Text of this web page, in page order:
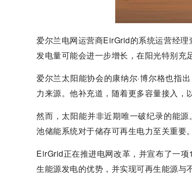
爱尔兰电网运营商EirGrid的系统运营经
发电量可能会进一步增长，在阳光特别充
爱尔兰太阳能协会的康纳尔·博尔格也指
力来源。他补充道，随着更多容量接入，
然而，太阳能并非近期唯一破纪录的能
池储能系统对于储存可再生电力至关重要。
EirGrid正在推进电网改革，并宣布了一
生能源发电的优势，并实现可再生能源与